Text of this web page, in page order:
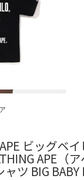
ビッグベ
APE（
ツ BIG BABY